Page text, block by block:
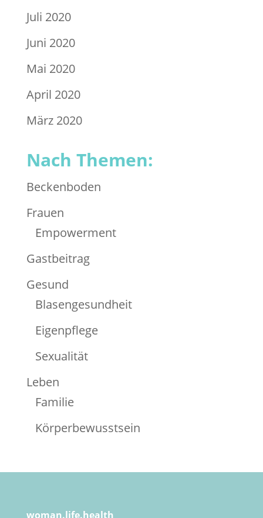
Juli 2020
Juni 2020
Mai 2020
April 2020
März 2020
Nach Themen:
Beckenboden
Frauen
Empowerment
Gastbeitrag
Gesund
Blasengesundheit
Eigenpflege
Sexualität
Leben
Familie
Körperbewusstsein
woman.life.health